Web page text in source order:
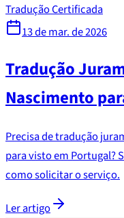
Tradução Certificada
13 de mar. de 2026
Tradução
Nascimento
Precisa de tradução
para visto em Portugal?
como solicitar o serviço.
Ler artigo